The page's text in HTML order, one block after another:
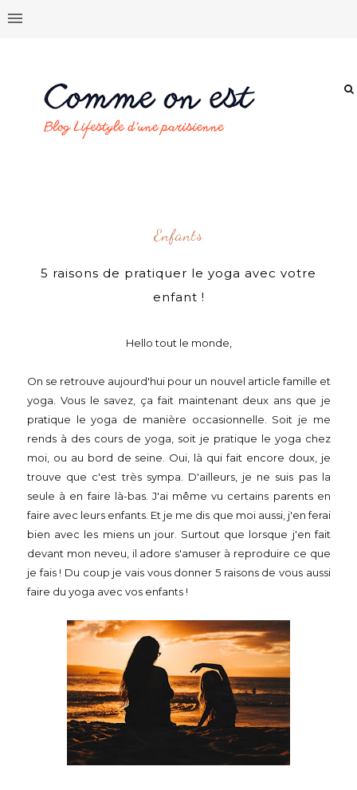
Enfants
5 raisons de pratiquer le yoga avec votre
enfant !
Hello tout le monde,
On se retrouve aujourd'hui pour un nouvel article famille et
yoga. Vous le savez, ça fait maintenant deux ans que je
pratique le yoga de manière occasionnelle. Soit je me
rends à des cours de yoga, soit je pratique le yoga chez
moi, ou au bord de seine. Oui, là qui fait encore doux, je
trouve que c'est très sympa. D'ailleurs, je ne suis pas la
seule à en faire là-bas. J'ai même vu certains parents en
faire avec leurs enfants. Et je me dis que moi aussi, j'en ferai
bien avec les miens un jour. Surtout que lorsque j'en fait
devant mon neveu, il adore s'amuser à reproduire ce que
je fais ! Du coup je vais vous donner 5 raisons de vous aussi
faire du yoga avec vos enfants !